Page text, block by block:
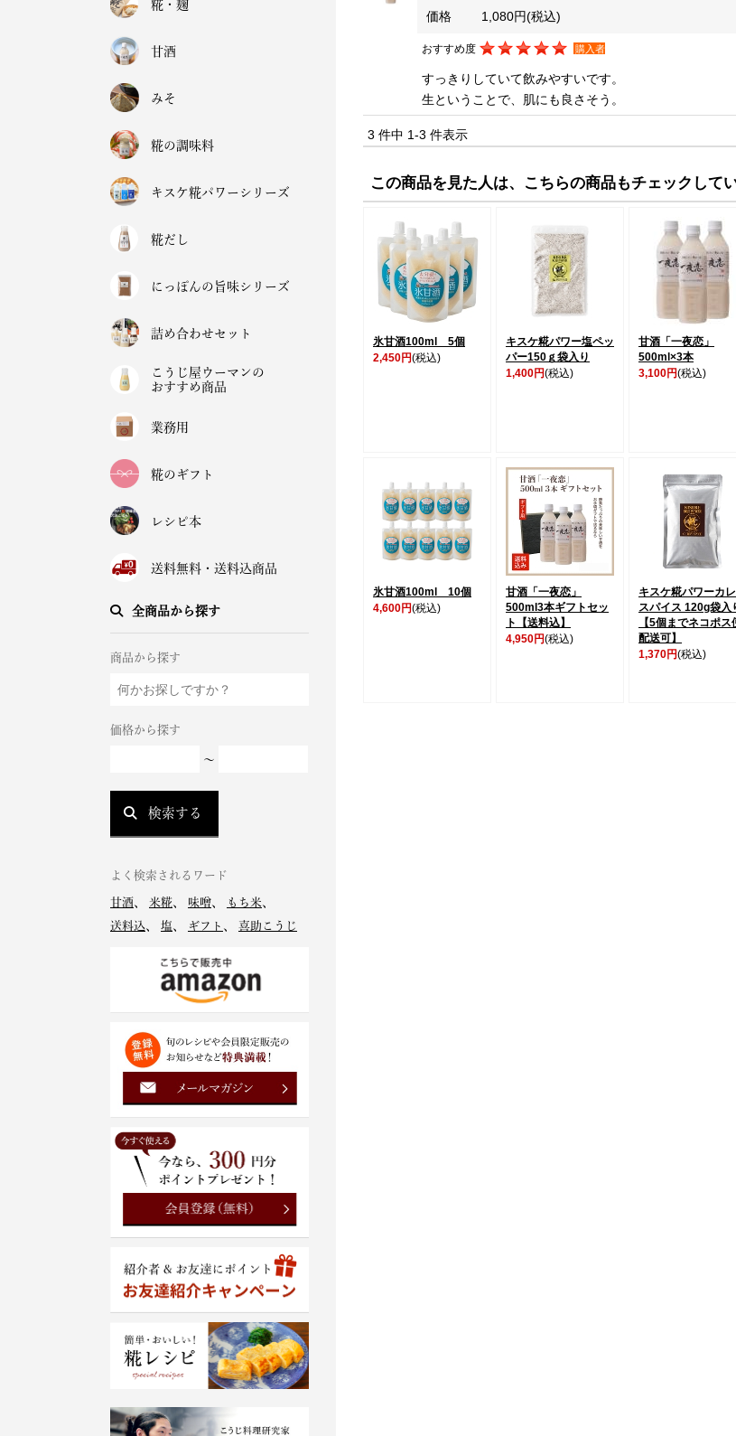
糀・麹
甘酒
みそ
糀の調味料
キスケ糀パワーシリーズ
糀だし
にっぽんの旨味シリーズ
詰め合わせセット
こうじ屋ウーマンの
おすすめ商品
業務用
糀のギフト
レシピ本
送料無料・送料込商品
全商品から探す
商品から探す
価格から探す
～
検索する
よく検索されるワード
甘酒 米糀 味噌 もち米
送料込
塩 ギフト 喜助こうじ
価格 1,080円(税込)
おすすめ度 購入者
すっきりしていて飲みやすいです。
生ということで、肌にも良さそう。
3 件中 1-3 件表示
この商品を見た人は、こちらの商品もチェックして
氷甘酒100ml 5個
2,450円(税込)
キスケ糀パワー塩ペッ
パー150ｇ袋入り
1,400円(税込)
甘酒「一夜恋」
500ml×3本
3,100円(税込)
氷甘酒100ml 10個
4,600円(税込)
甘酒「一夜恋」
500ml3本ギフトセッ
ト【送料込】
4,950円(税込)
キスケ糀パワーカ
スパイス 120g袋入
【5個までネコポス
配送可】
1,370円(税込)